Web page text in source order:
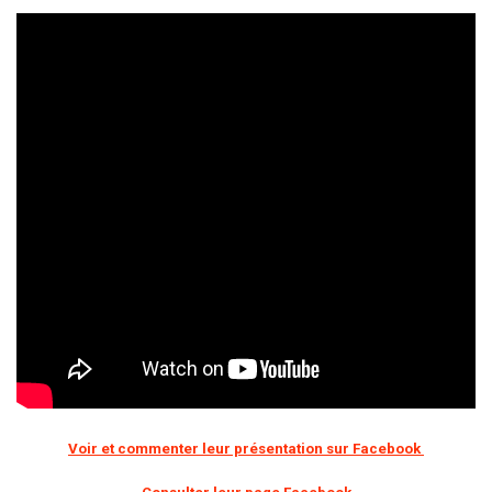
Voir et commenter leur présentation sur Facebook